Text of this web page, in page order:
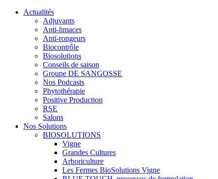
Actualités
Adjuvants
Anti-limaces
Anti-rongeurs
Biocontrôle
Biosolutions
Conseils de saison
Groupe DE SANGOSSE
Nos Podcasts
Phytothérapie
Positive Production
RSE
Salons
Nos Solutions
BIOSOLUTIONS
Vigne
Grandes Cultures
Arboriculture
Les Fermes BioSolutions Vigne